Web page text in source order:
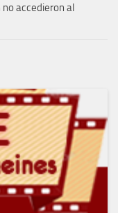
accedieron al